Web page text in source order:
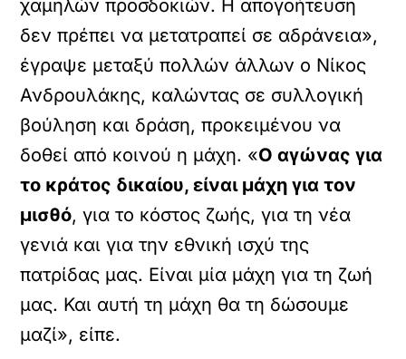
χαμηλών προσδοκιών. Η απογοήτευση
δεν πρέπει να μετατραπεί σε αδράνεια»,
έγραψε μεταξύ πολλών άλλων ο Νίκος
Ανδρουλάκης, καλώντας σε συλλογική
βούληση και δράση, προκειμένου να
δοθεί από κοινού η μάχη. «Ο αγώνας για
το κράτος δικαίου, είναι μάχη για τον
μισθό, για το κόστος ζωής, για τη νέα
γενιά και για την εθνική ισχύ της
πατρίδας μας. Είναι μία μάχη για τη ζωή
μας. Και αυτή τη μάχη θα τη δώσουμε
μαζί», είπε.